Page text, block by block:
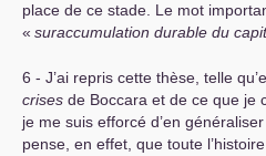
place de ce stade. Le mot
« suraccumulation durable du
6 - J’ai repris cette thèse, telle
crises de Boccara et de ce que je
je me suis efforcé d’en
pense, en effet, que toute